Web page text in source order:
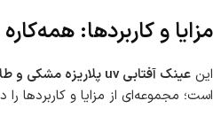
مزایا و کاربردها:
این عینک آفتابی uv پلاریزه مشکی و طلایی
است؛ مجموعه‌ای از مزایا و کاربردها